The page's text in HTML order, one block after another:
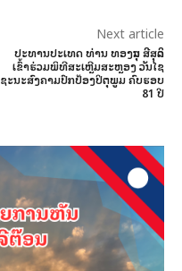
Next article
ປະທານປະເທດ ທ່ານ ທອງລຸນ ສີສຸລິດ
ເຂົ້າຮ່ວມພິທີສະເຫຼີມສະຫຼອງ ວັນໄຊ
ຊະນະສົງຄາມປົກປ້ອງປິຕຸພູມ ຄົບຮອບ
81 ປີ